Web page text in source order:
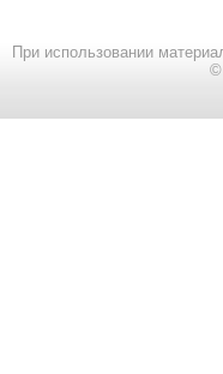
При использовании